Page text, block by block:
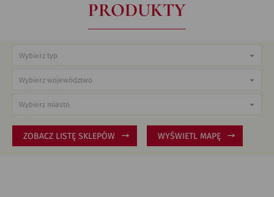
PRODUKTY
ZOBACZ LISTĘ SKLEPÓW WYŚWIETL MAPĘ